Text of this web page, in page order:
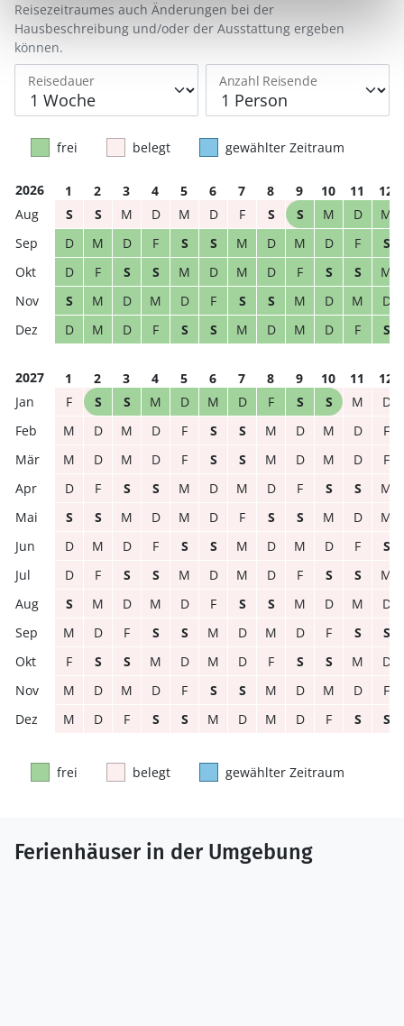
Reisedauer Anzahl Reisende
Reisezeitraumes auch Änderungen bei der
Hausbeschreibung und/oder der Ausstattung ergeben
können.
frei belegt gewählter Zeitraum
2026 1 2 3 4 5 6 7 8 9 10 11
12
S
S M D M D F S S M D
M
D
M D F S S M D M D F
S
D
F S S M D M D F S S
M
S
M D M D F S S M D M
D
D
M D F S S M D M D F S
2027 1 2 3 4 5 6 7 8 9 10 11
12
F
S S M D M D F S S M
D
M
D M D F S S M D M D
F
M
D M D F S S M D M D
F
D
F S S M D M D F S S
M
S
S M D M D F S S M D
M
D
M D F S S M D M D F
S
D
F S S M D M D F S S
M
S
M D M D F S S M D M
D
M
D F S S M D M D F S
S
F
S S M D M D F S S M
D
M
D M D F S S M D M D
F
M
D F S S M D M D F S S
frei belegt gewählter Zeitraum
Ferienhäuser in der Umgebung